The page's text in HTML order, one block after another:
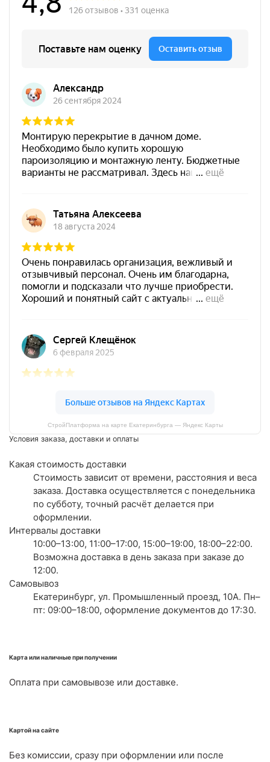
СтройПлатформа на карте Екатеринбурга — Яндекс Карты
Условия заказа, доставки и оплаты
Какая стоимость доставки
Стоимость зависит от времени, расстояния и веса
заказа. Доставка осуществляется с понедельника
по субботу, точный расчёт делается при
оформлении.
Интервалы доставки
10:00–13:00, 11:00–17:00, 15:00–19:00, 18:00–22:00.
Возможна доставка в день заказа при заказе до
12:00.
Самовывоз
Екатеринбург, ул. Промышленный проезд, 10А. Пн–
пт: 09:00–18:00, оформление документов до 17:30.
Карта или наличные при получении
Оплата при самовывозе или доставке.
Картой на сайте
Без комиссии, сразу при оформлении или после